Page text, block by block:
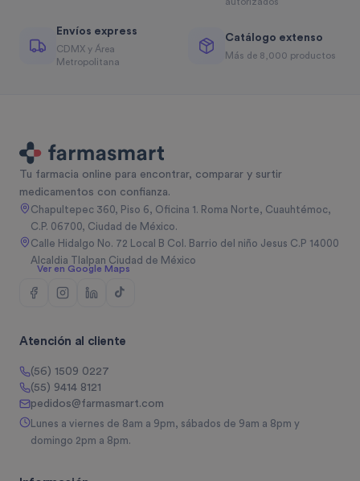
Envíos express
CDMX y Área
Metropolitana
Catálogo extenso
Más de 8,000 productos
Tu farmacia online para encontrar, comparar y surtir
medicamentos con confianza.
Chapultepec 360, Piso 6, Oficina 1. Roma Norte, Cuauhtémoc,
C.P. 06700, Ciudad de México.
Calle Hidalgo No. 72 Local B Col. Barrio del niño Jesus C.P 14000
Alcaldia Tlalpan Ciudad de México
Ver en Google Maps
Atención al cliente
(56) 1509 0227
(55) 9414 8121
pedidos@farmasmart.com
Lunes a viernes de 8am a 9pm, sábados de 9am a 8pm y
domingo 2pm a 8pm.